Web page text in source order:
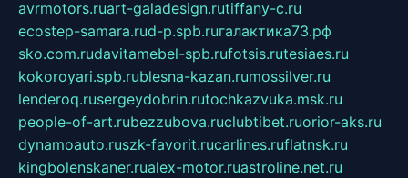
avrmotors.ruart-galadesign.rutiffany-c.ru
ecostep-samara.rud-p.spb.ruгалактика73.рф
sko.com.rudavitamebel-spb.rufotsis.rutesiaes.ru
kokoroyari.spb.rublesna-kazan.rumossilver.ru
lenderoq.rusergeydobrin.rutochkazvuka.msk.ru
people-of-art.rubezzubova.ruclubtibet.ruorior-aks.ru
dynamoauto.ruszk-favorit.rucarlines.ruflatnsk.ru
kingbolenskaner.rualex-motor.ruastroline.net.ru